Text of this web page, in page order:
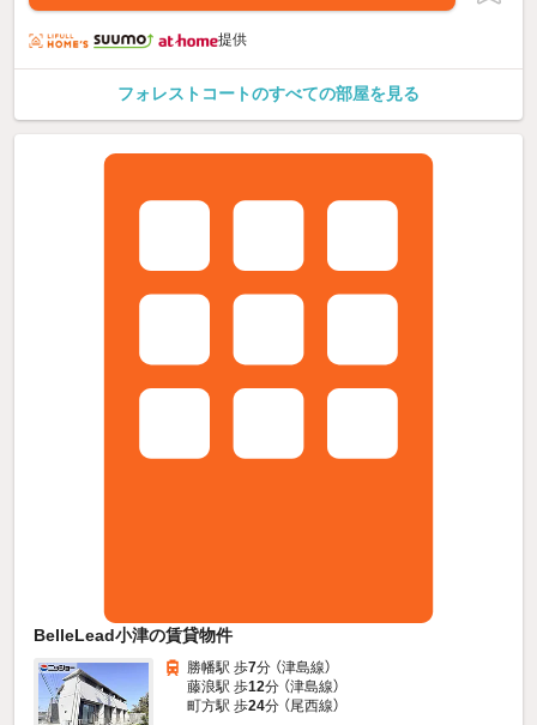
提供
フォレストコートのすべての部屋を見る
BelleLead小津の賃貸物件
勝幡駅 歩7分 （津島線）
藤浪駅 歩12分 （津島線）
町方駅 歩24分 （尾西線）